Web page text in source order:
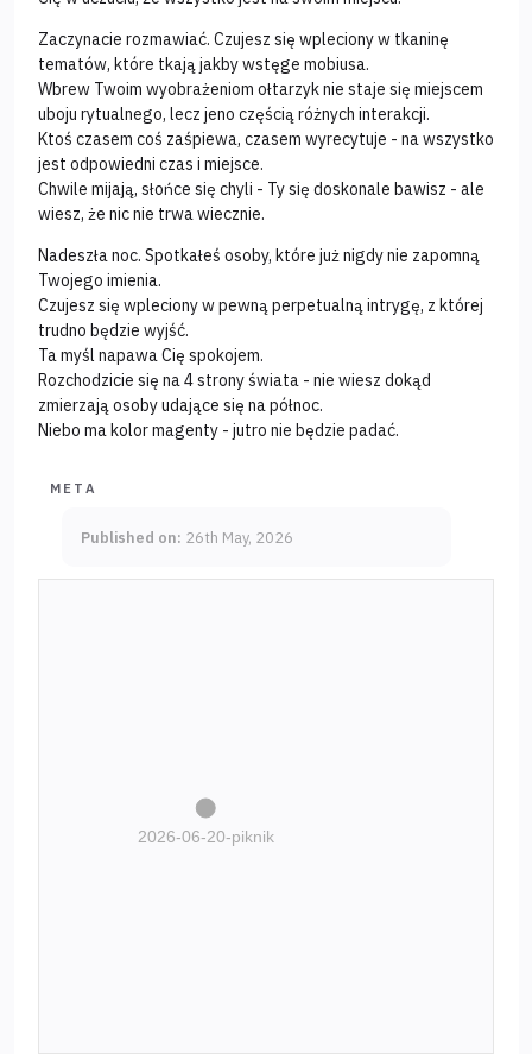
Zaczynacie rozmawiać. Czujesz się wpleciony w tkaninę
tematów, które tkają jakby wstęge mobiusa.
Wbrew Twoim wyobrażeniom ołtarzyk nie staje się miejscem
uboju rytualnego, lecz jeno częścią różnych interakcji.
Ktoś czasem coś zaśpiewa, czasem wyrecytuje - na wszystko
jest odpowiedni czas i miejsce.
Chwile mijają, słońce się chyli - Ty się doskonale bawisz - ale
wiesz, że nic nie trwa wiecznie.
Nadeszła noc. Spotkałeś osoby, które już nigdy nie zapomną
Twojego imienia.
Czujesz się wpleciony w pewną perpetualną intrygę, z której
trudno będzie wyjść.
Ta myśl napawa Cię spokojem.
Rozchodzicie się na 4 strony świata - nie wiesz dokąd
zmierzają osoby udające się na północ.
Niebo ma kolor magenty - jutro nie będzie padać.
META
Published on: 26th May, 2026